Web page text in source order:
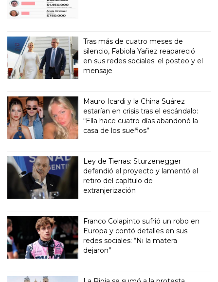
Tras más de cuatro meses de
silencio, Fabiola Yañez reapareció
en sus redes sociales: el posteo y el
mensaje
Mauro Icardi y la China Suárez
estarían en crisis tras el escándalo:
“Ella hace cuatro días abandonó la
casa de los sueños”
Ley de Tierras: Sturzenegger
defendió el proyecto y lamentó el
retiro del capítulo de
extranjerización
Franco Colapinto sufrió un robo en
Europa y contó detalles en sus
redes sociales: “Ni la matera
dejaron”